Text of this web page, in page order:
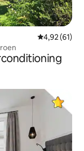
Gemiddelde
4,92 (61)